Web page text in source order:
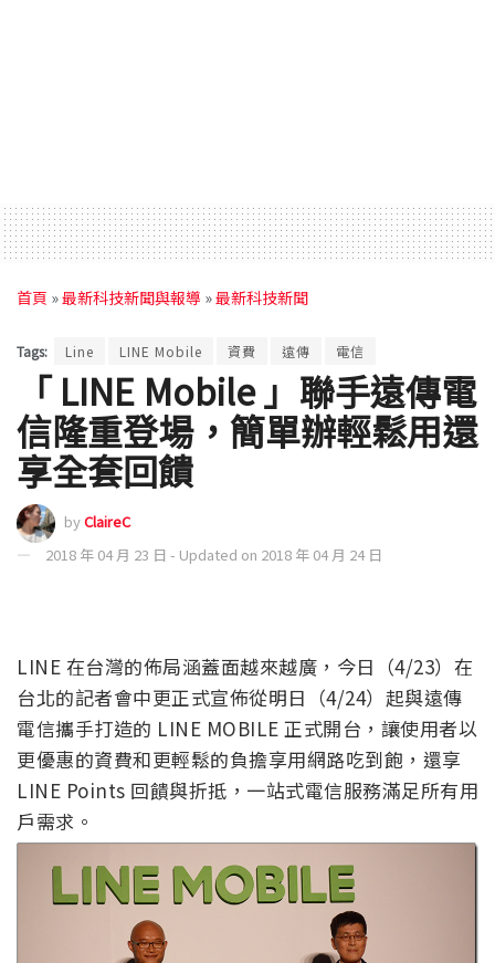
首頁 »最新科技新聞與報導 »最新科技新聞
Tags: Line LINE Mobile 資費 遠傳 電信
「 LINE Mobile 」聯手遠傳電
信隆重登場，簡單辦輕鬆用還
享全套回饋
byClaireC
2018 年 04 月 23 日 - Updated on 2018 年 04 月 24 日
LINE 在台灣的佈局涵蓋面越來越廣，今日（4/23）在
台北的記者會中更正式宣佈從明日（4/24）起與遠傳
電信攜手打造的 LINE MOBILE 正式開台，讓使用者以
更優惠的資費和更輕鬆的負擔享用網路吃到飽，還享
LINE Points 回饋與折抵，一站式電信服務滿足所有用
戶需求。